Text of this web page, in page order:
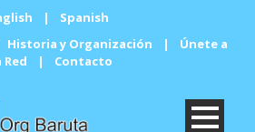
|
Spanish
Historia y Organización |
Únete a
Red
| Contacto